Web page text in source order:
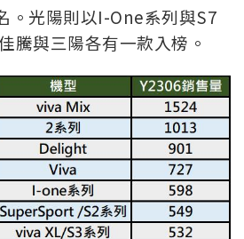
。光陽則以I-One系列與S7
騰與三陽各有一款入榜。